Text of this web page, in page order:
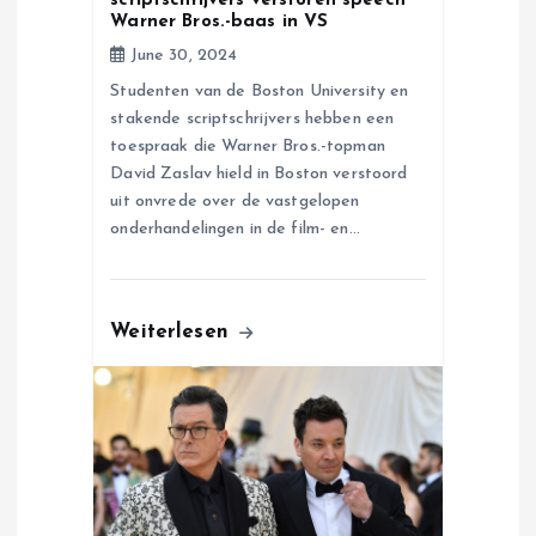
Warner Bros.-baas in VS
June 30, 2024
Studenten van de Boston University en
stakende scriptschrijvers hebben een
toespraak die Warner Bros.-topman
David Zaslav hield in Boston verstoord
uit onvrede over de vastgelopen
onderhandelingen in de film- en…
Weiterlesen